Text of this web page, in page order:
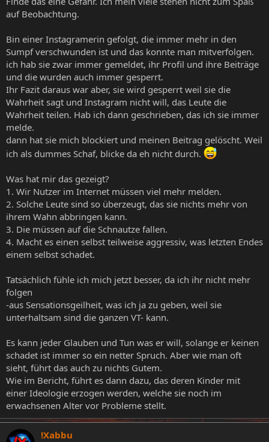
auf Beobachtung.
Bin einer Instagramerin gefolgt, die immer mehr in den
Sumpf verschwunden ist und das konnte man mitverfolgen.
ich hab sie zwar immer gemeldet, ihr Profil und ihre Beiträge
und die wurden auch immer gesperrt.
Ihr Fazit daraus war aber, sie wird gesperrt weil sie die
Wahrheit sagt und Instagram nicht will, das Leute die
Wahrheit teilen. Hab ich dann geschrieben, das ich sie immer
melde.
dann hat sie mich blockiert und meinen Beitrag gelöscht. Weil
ich als dummes Schaf, blicke da eh nicht durch.
Was hat mir das gezeigt?
1. Wir Nutzer im Internet müssen viel mehr melden.
2. Solche Leute sind so überzeugt, das sie nichts mehr von
ihrem Wahn abbringen kann.
3. Die müssen auf die Schnautze fallen.
4. Macht es einen selbst teilweise aggressiv, was letzten Endes
einem selbst schadet.
Tatsächlich fühle ich mich jetzt besser, da ich ihr nicht mehr
folgen
-aus Sensationsgeilheit, was ich ja zu geben, weil sie
unterhaltsam sind die ganzen VT- kann.
Es kann jeder Glauben und Tun was er will, solange er keinen
schadet ist immer so ein netter Spruch. Aber wie man oft
sieht, führt das auch zu nichts Gutem.
Wie im Bericht, führt es dann dazu, das deren Kinder mit
einer Ideologie erzogen werden, welche sie noch im
erwachsenen Alter vor Probleme stellt.
!Xabbu